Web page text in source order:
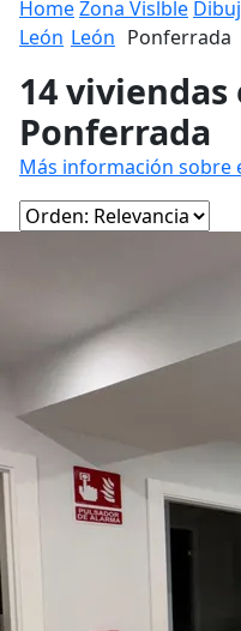
HomeZona Vislble
León León Ponferrada
14
Ponferrada
Más información sobre